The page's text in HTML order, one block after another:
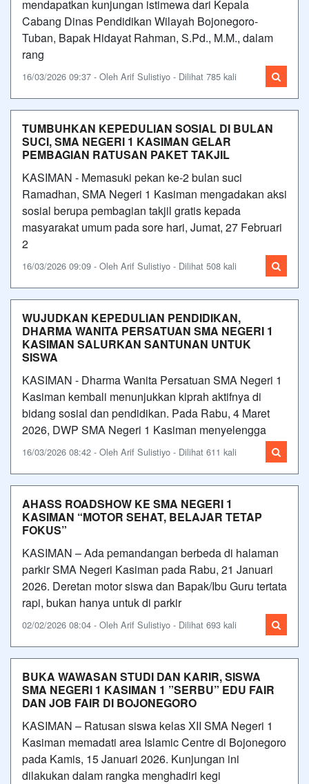
mendapatkan kunjungan istimewa dari Kepala
Cabang Dinas Pendidikan Wilayah Bojonegoro-
Tuban, Bapak Hidayat Rahman, S.Pd., M.M., dalam
rang
16/03/2026 09:37 - Oleh Arif Sulistiyo - Dilihat 785 kali
TUMBUHKAN KEPEDULIAN SOSIAL DI BULAN
SUCI, SMA NEGERI 1 KASIMAN GELAR
PEMBAGIAN RATUSAN PAKET TAKJIL
KASIMAN - Memasuki pekan ke-2 bulan suci
Ramadhan, SMA Negeri 1 Kasiman mengadakan aksi
sosial berupa pembagian takjil gratis kepada
masyarakat umum pada sore hari, Jumat, 27 Februari
2
16/03/2026 09:09 - Oleh Arif Sulistiyo - Dilihat 508 kali
WUJUDKAN KEPEDULIAN PENDIDIKAN,
DHARMA WANITA PERSATUAN SMA NEGERI 1
KASIMAN SALURKAN SANTUNAN UNTUK
SISWA
KASIMAN - Dharma Wanita Persatuan SMA Negeri 1
Kasiman kembali menunjukkan kiprah aktifnya di
bidang sosial dan pendidikan. Pada Rabu, 4 Maret
2026, DWP SMA Negeri 1 Kasiman menyelengga
16/03/2026 08:42 - Oleh Arif Sulistiyo - Dilihat 611 kali
AHASS ROADSHOW KE SMA NEGERI 1
KASIMAN “MOTOR SEHAT, BELAJAR TETAP
FOKUS”
KASIMAN – Ada pemandangan berbeda di halaman
parkir SMA Negeri Kasiman pada Rabu, 21 Januari
2026. Deretan motor siswa dan Bapak/Ibu Guru tertata
rapi, bukan hanya untuk di parkir
02/02/2026 08:04 - Oleh Arif Sulistiyo - Dilihat 693 kali
BUKA WAWASAN STUDI DAN KARIR, SISWA
SMA NEGERI 1 KASIMAN 1 ”SERBU” EDU FAIR
DAN JOB FAIR DI BOJONEGORO
KASIMAN – Ratusan siswa kelas XII SMA Negeri 1
Kasiman memadati area Islamic Centre di Bojonegoro
pada Kamis, 15 Januari 2026. Kunjungan ini
dilakukan dalam rangka menghadiri kegi